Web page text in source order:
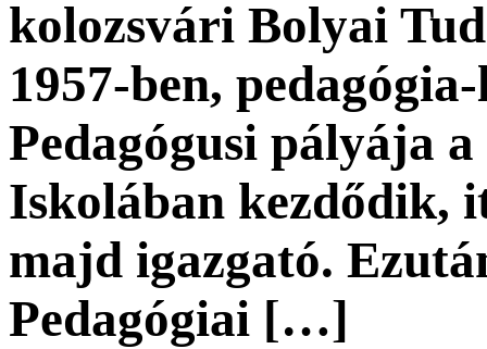
kolozsvári Bolyai
1957-ben,
Pedagógusi pályája
Iskolában kezdődik,
majd igazgató.
Pedagógiai […]